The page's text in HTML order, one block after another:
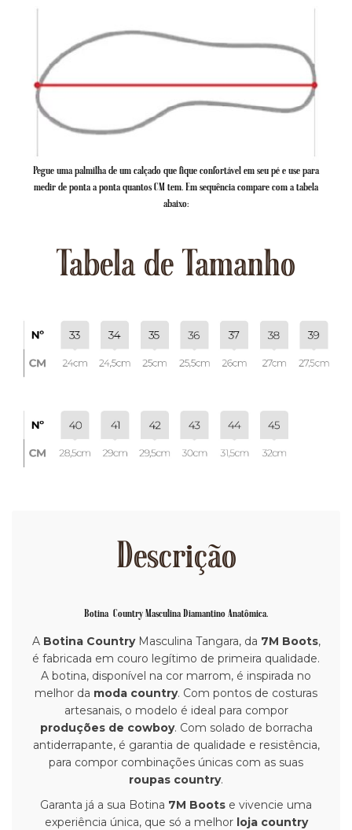
Pegue uma palmilha de um calçado que fique confortável em seu pé e use para
medir de ponta a ponta quantos CM tem. Em sequência compare com a tabela
abaixo:
Tabela de Tamanho
Descrição
Botina Country Masculina Diamantino Anatômica.
A Botina CountryMasculina Tangara, da 7M Boots,
é fabricada em couro legítimo de primeira qualidade.
A botina, disponível na cor marrom, é inspirada no
melhor da moda country. Com pontos de costuras
artesanais, o modelo é ideal para compor
produções de cowboy. Com solado de borracha
antiderrapante, é garantia de qualidade e resistência,
para compor combinações únicas com as suas
roupas country.
Garanta já a sua Botina 7M Boots e vivencie uma
experiência única, que só a melhor loja country